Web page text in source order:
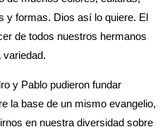
y formas. Dios así lo quiere. El
de todos nuestros hermanos
variedad.
y Pablo pudieron fundar
la base de un mismo evangelio,
en nuestra diversidad sobre